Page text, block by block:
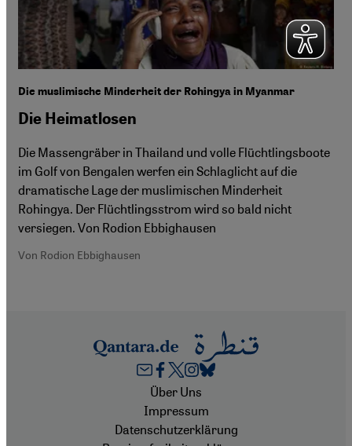
Die muslimische Minderheit der Rohingya in Myanmar
Die Heimatlosen
Die Massengräber in Thailand und volle Flüchtlingsboote
im Golf von Bengalen werfen ein Schlaglicht auf die
dramatische Lage der muslimischen Minderheit
Rohingya. Der Flüchtlingsstrom wird so bald nicht
versiegen. Von Rodion Ebbighausen
Von Rodion Ebbighausen
FooterÜber Uns
Impressum
Datenschutzerklärung